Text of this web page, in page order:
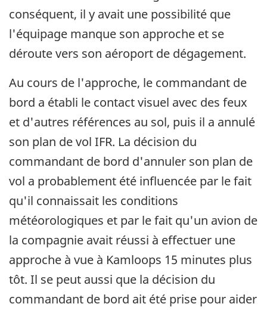
conséquent, il y avait une possibilité que
l'équipage manque son approche et se
déroute vers son aéroport de dégagement.
Au cours de l'approche, le commandant de
bord a établi le contact visuel avec des feux
et d'autres références au sol, puis il a annulé
son plan de vol IFR. La décision du
commandant de bord d'annuler son plan de
vol a probablement été influencée par le fait
qu'il connaissait les conditions
météorologiques et par le fait qu'un avion de
la compagnie avait réussi à effectuer une
approche à vue à Kamloops 15 minutes plus
tôt. Il se peut aussi que la décision du
commandant de bord ait été prise pour aider